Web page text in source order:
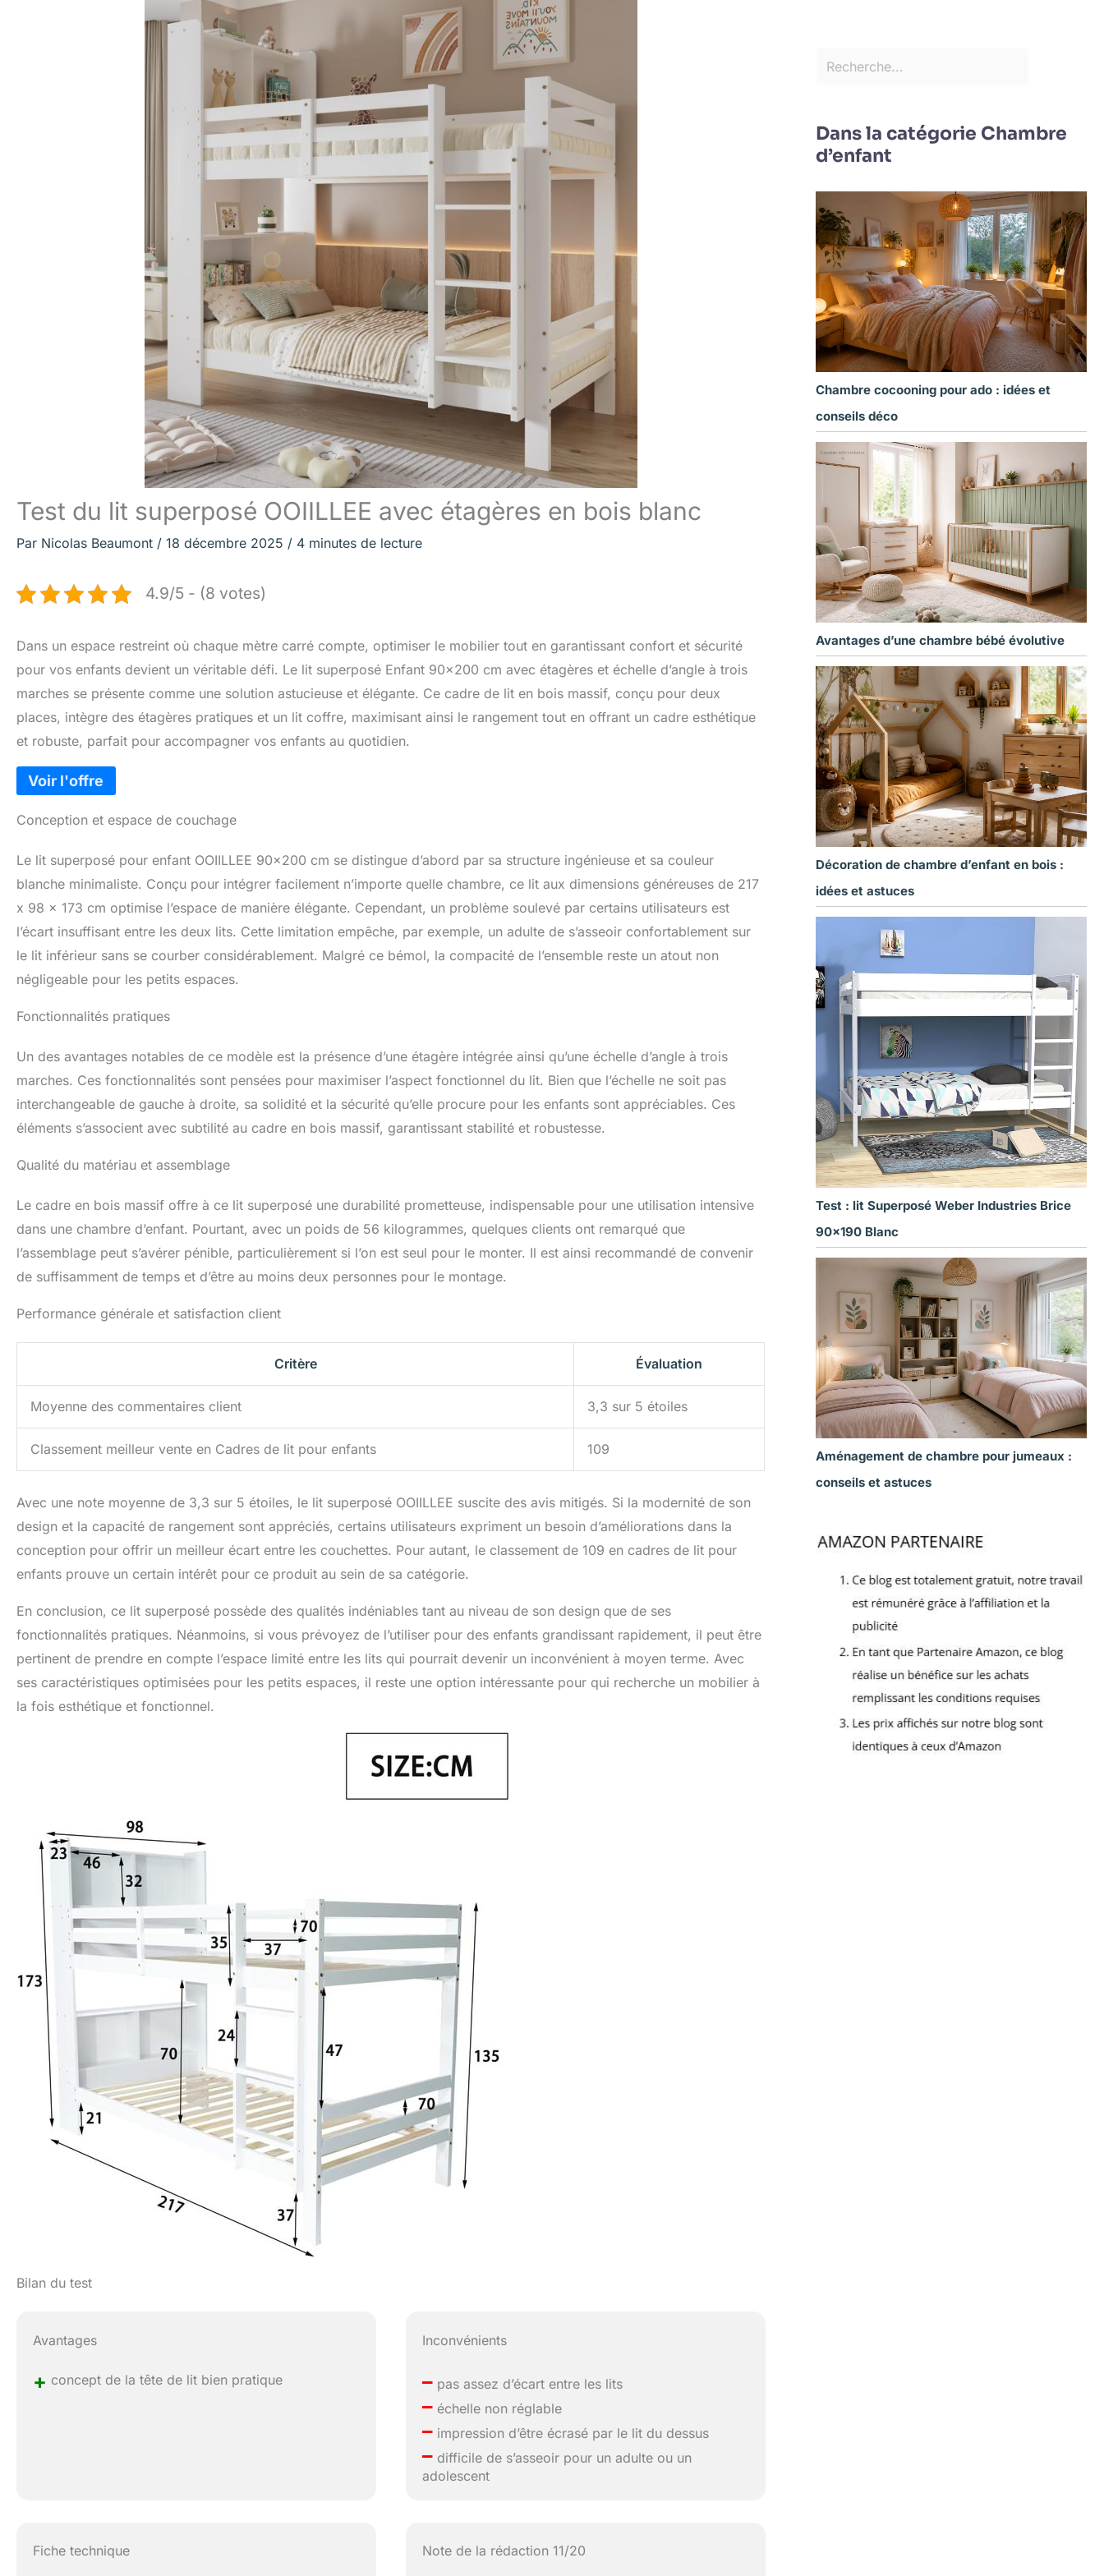
Test du lit superposé OOIILLEE avec étagères en bois blanc
Par Nicolas Beaumont / 18 décembre 2025 / 4 minutes de lecture
4.9/5 - (8 votes)
Dans un espace restreint où chaque mètre carré compte, optimiser le mobilier tout en garantissant confort et sécurité
pour vos enfants devient un véritable défi. Le lit superposé Enfant 90×200 cm avec étagères et échelle d’angle à trois
marches se présente comme une solution astucieuse et élégante. Ce cadre de lit en bois massif, conçu pour deux
places, intègre des étagères pratiques et un lit coffre, maximisant ainsi le rangement tout en offrant un cadre esthétique
et robuste, parfait pour accompagner vos enfants au quotidien.
Conception et espace de couchage
Le lit superposé pour enfant OOIILLEE 90×200 cm se distingue d’abord par sa structure ingénieuse et sa couleur
blanche minimaliste. Conçu pour intégrer facilement n’importe quelle chambre, ce lit aux dimensions généreuses de 217
x 98 x 173 cm optimise l’espace de manière élégante. Cependant, un problème soulevé par certains utilisateurs est
l’écart insuffisant entre les deux lits. Cette limitation empêche, par exemple, un adulte de s’asseoir confortablement sur
le lit inférieur sans se courber considérablement. Malgré ce bémol, la compacité de l’ensemble reste un atout non
négligeable pour les petits espaces.
Fonctionnalités pratiques
Un des avantages notables de ce modèle est la présence d’une étagère intégrée ainsi qu’une échelle d’angle à trois
marches. Ces fonctionnalités sont pensées pour maximiser l’aspect fonctionnel du lit. Bien que l’échelle ne soit pas
interchangeable de gauche à droite, sa solidité et la sécurité qu’elle procure pour les enfants sont appréciables. Ces
éléments s’associent avec subtilité au cadre en bois massif, garantissant stabilité et robustesse.
Qualité du matériau et assemblage
Le cadre en bois massif offre à ce lit superposé une durabilité prometteuse, indispensable pour une utilisation intensive
dans une chambre d’enfant. Pourtant, avec un poids de 56 kilogrammes, quelques clients ont remarqué que
l’assemblage peut s’avérer pénible, particulièrement si l’on est seul pour le monter. Il est ainsi recommandé de convenir
de suffisamment de temps et d’être au moins deux personnes pour le montage.
Performance générale et satisfaction client
Critère Évaluation
Moyenne des commentaires client 3,3 sur 5 étoiles
Classement meilleur vente en Cadres de lit pour enfants 109
Avec une note moyenne de 3,3 sur 5 étoiles, le lit superposé OOIILLEE suscite des avis mitigés. Si la modernité de son
design et la capacité de rangement sont appréciés, certains utilisateurs expriment un besoin d’améliorations dans la
conception pour offrir un meilleur écart entre les couchettes. Pour autant, le classement de 109 en cadres de lit pour
enfants prouve un certain intérêt pour ce produit au sein de sa catégorie.
En conclusion, ce lit superposé possède des qualités indéniables tant au niveau de son design que de ses
fonctionnalités pratiques. Néanmoins, si vous prévoyez de l’utiliser pour des enfants grandissant rapidement, il peut être
pertinent de prendre en compte l’espace limité entre les lits qui pourrait devenir un inconvénient à moyen terme. Avec
ses caractéristiques optimisées pour les petits espaces, il reste une option intéressante pour qui recherche un mobilier à
la fois esthétique et fonctionnel.
Bilan du test
Avantages
+ concept de la tête de lit bien pratique
Inconvénients
– pas assez d’écart entre les lits
– échelle non réglable
– impression d’être écrasé par le lit du dessus
– difficile de s’asseoir pour un adulte ou un
adolescent
Fiche technique Note de la rédaction 11/20
Dans la catégorie Chambre
d’enfant
Chambre cocooning pour ado : idées et
conseils déco
Avantages d’une chambre bébé évolutive
Décoration de chambre d’enfant en bois :
idées et astuces
Test : lit Superposé Weber Industries Brice
90×190 Blanc
Aménagement de chambre pour jumeaux :
conseils et astuces